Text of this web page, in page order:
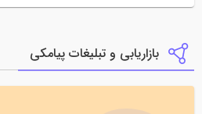
بازاریابی و تبلیغات پیامکی